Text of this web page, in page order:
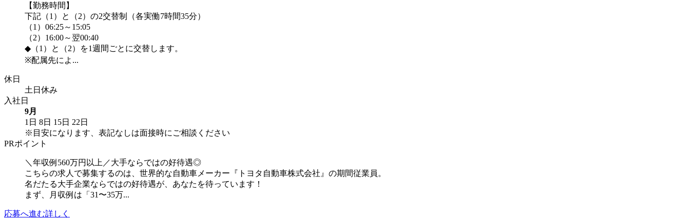
【勤務時間】
下記（1）と（2）の2交替制（各実働7時間35分）
（1）06:25～15:05
（2）16:00～翌00:40
◆（1）と（2）を1週間ごとに交替します。
※配属先によ...
休日
土日休み
入社日
9月
1日 8日 15日 22日
※目安になります、表記なしは面接時にご相談ください
PRポイント
＼年収例560万円以上／大手ならではの好待遇◎
こちらの求人で募集するのは、世界的な自動車メーカー『トヨタ自動車株式会社』の期間従業員。
名だたる大手企業ならではの好待遇が、あなたを待っています！
まず、月収例は「31〜35万...
応募へ進む詳しく